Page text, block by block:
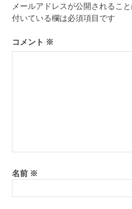
ー
シ
メールアドレスが公開されること
付いている欄は必須項目です
コメント ※
名前 ※